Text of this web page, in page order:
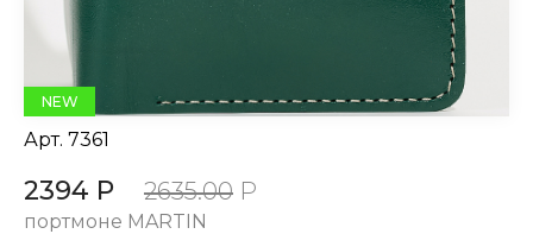
NEW
Арт. 7361
2394 Р 2635.00 Р
портмоне MARTIN